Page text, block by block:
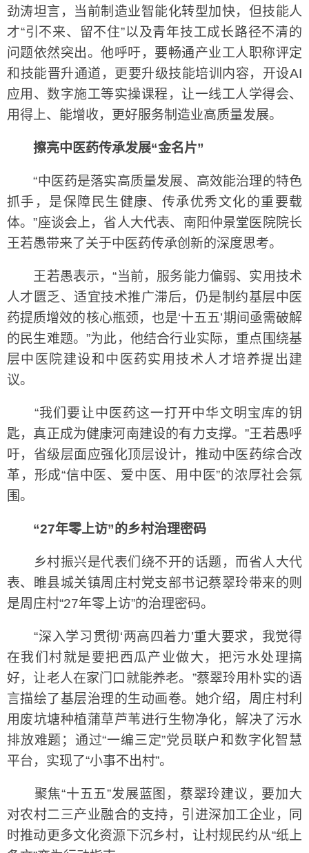
劲涛坦言，当前制造业智能化转型加快，但技能人
才“引不来、留不住”以及青年技工成长路径不清的
问题依然突出。他呼吁，要畅通产业工人职称评定
和技能晋升通道，更要升级技能培训内容，开设AI
应用、数字施工等实操课程，让一线工人学得会、
用得上、能增收，更好服务制造业高质量发展。
擦亮中医药传承发展“金名片”
“中医药是落实高质量发展、高效能治理的特色
抓手，是保障民生健康、传承优秀文化的重要载
体。”座谈会上，省人大代表、南阳仲景堂医院院长
王若愚带来了关于中医药传承创新的深度思考。
王若愚表示，“当前，服务能力偏弱、实用技术
人才匮乏、适宜技术推广滞后，仍是制约基层中医
药提质增效的核心瓶颈，也是‘十五五’期间亟需破解
的民生难题。”为此，他结合行业实际，重点围绕基
层中医院建设和中医药实用技术人才培养提出建
议。
“我们要让中医药这一打开中华文明宝库的钥
匙，真正成为健康河南建设的有力支撑。”王若愚呼
吁，省级层面应强化顶层设计，推动中医药综合改
革，形成“信中医、爱中医、用中医”的浓厚社会氛
围。
“27年零上访”的乡村治理密码
乡村振兴是代表们绕不开的话题，而省人大代
表、睢县城关镇周庄村党支部书记蔡翠玲带来的则
是周庄村“27年零上访”的治理密码。
“深入学习贯彻‘两高四着力’重大要求，我觉得
在我们村就是要把西瓜产业做大，把污水处理搞
好，让老人在家门口就能养老。”蔡翠玲用朴实的语
言描绘了基层治理的生动画卷。她介绍，周庄村利
用废坑塘种植蒲草芦苇进行生物净化，解决了污水
排放难题；通过“一编三定”党员联户和数字化智慧
平台，实现了“小事不出村”。
聚焦“十五五”发展蓝图，蔡翠玲建议，要加大
对农村二三产业融合的支持，引进深加工企业，同
时推动更多文化资源下沉乡村，让村规民约从“纸上